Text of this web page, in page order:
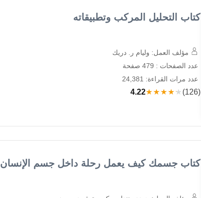
كتاب التحليل المركب وتطبيقاته
مؤلف العمل: وليام ر. دريك
عدد الصفحات : 479 صفحة
عدد مرات القراءة: 24,381
4.22★★★★★ (126)
كتاب جسمك كيف يعمل رحلة داخل جسم الإنسان